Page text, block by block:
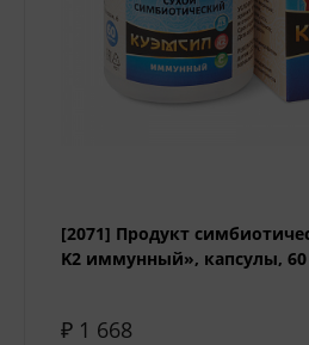
[2071] Продукт
K2 иммунный», капсулы,
₽ 1 668